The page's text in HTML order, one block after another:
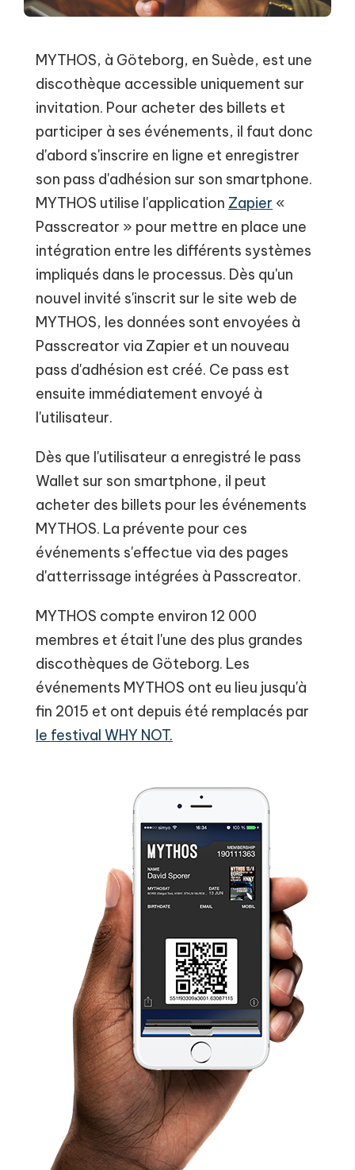
MYTHOS, à Göteborg, en Suède, est une
discothèque accessible uniquement sur
invitation. Pour acheter des billets et
participer à ses événements, il faut donc
d'abord s'inscrire en ligne et enregistrer
son pass d'adhésion sur son smartphone.
MYTHOS utilise l'application Zapier «
Passcreator » pour mettre en place une
intégration entre les différents systèmes
impliqués dans le processus. Dès qu'un
nouvel invité s'inscrit sur le site web de
MYTHOS, les données sont envoyées à
Passcreator via Zapier et un nouveau
pass d'adhésion est créé. Ce pass est
ensuite immédiatement envoyé à
l'utilisateur.
Dès que l'utilisateur a enregistré le pass
Wallet sur son smartphone, il peut
acheter des billets pour les événements
MYTHOS. La prévente pour ces
événements s'effectue via des pages
d'atterrissage intégrées à Passcreator.
MYTHOS compte environ 12 000
membres et était l'une des plus grandes
discothèques de Göteborg. Les
événements MYTHOS ont eu lieu jusqu'à
fin 2015 et ont depuis été remplacés par
le festival WHY NOT.